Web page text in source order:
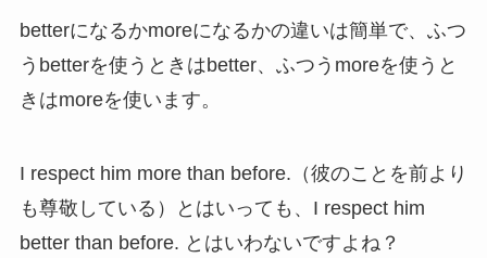
betterになるかmoreになるかの違いは簡単で、ふつ
うbetterを使うときはbetter、ふつうmoreを使うと
きはmoreを使います。
I respect him more than before.（彼のことを前より
も尊敬している）とはいっても、I respect him
better than before. とはいわないですよね？